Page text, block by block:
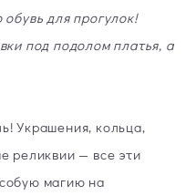
для прогулок!
под подолом платья, а
Украшения, кольца,
реликвии — все эти
магию на